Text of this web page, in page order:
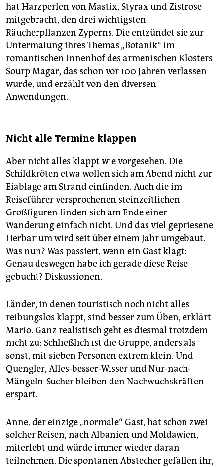
hat Harzperlen von Mastix, Styrax und Zistrose
mitgebracht, den drei wichtigsten
Räucherpflanzen Zyperns. Die entzündet sie zur
Untermalung ihres Themas „Botanik“ im
romantischen Innenhof des armenischen Klosters
Sourp Magar, das schon vor 100 Jahren verlassen
wurde, und erzählt von den diversen
Anwendungen.
Nicht alle Termine klappen
Aber nicht alles klappt wie vorgesehen. Die
Schildkröten etwa wollen sich am Abend nicht zur
Eiablage am Strand einfinden. Auch die im
Reiseführer versprochenen steinzeitlichen
Großfiguren finden sich am Ende einer
Wanderung einfach nicht. Und das viel gepriesene
Herbarium wird seit über einem Jahr umgebaut.
Was nun? Was passiert, wenn ein Gast klagt:
Genau deswegen habe ich gerade diese Reise
gebucht? Diskussionen.
Länder, in denen touristisch noch nicht alles
reibungslos klappt, sind besser zum Üben, erklärt
Mario. Ganz realistisch geht es diesmal trotzdem
nicht zu: Schließlich ist die Gruppe, anders als
sonst, mit sieben Personen extrem klein. Und
Quengler, Alles-besser-Wisser und Nur-nach-
Mängeln-Sucher bleiben den Nachwuchskräften
erspart.
Anne, der einzige „normale“ Gast, hat schon zwei
solcher Reisen, nach Albanien und Moldawien,
miterlebt und würde immer wieder daran
teilnehmen. Die spontanen Abstecher gefallen ihr,